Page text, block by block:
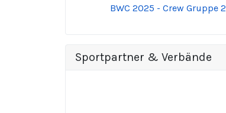
BWC 2025 - Crew Gruppe 2
Sportpartner & Verbände